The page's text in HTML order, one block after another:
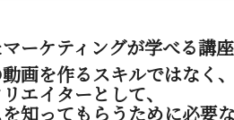
ーケティングが学べる講座
画を作るスキルではなく、
エイターとして、
知ってもらうために必要